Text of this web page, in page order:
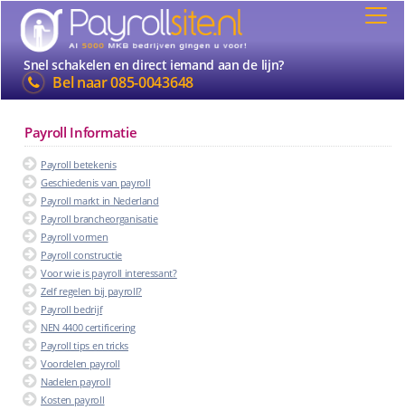
Snel schakelen en direct iemand aan de lijn?
Bel naar085-0043648
Payroll Informatie
Payroll betekenis
Geschiedenis van payroll
Payroll markt in Nederland
Payroll brancheorganisatie
Payroll vormen
Payroll constructie
Voor wie is payroll interessant?
Zelf regelen bij payroll?
Payroll bedrijf
NEN 4400 certificering
Payroll tips en tricks
Voordelen payroll
Nadelen payroll
Kosten payroll